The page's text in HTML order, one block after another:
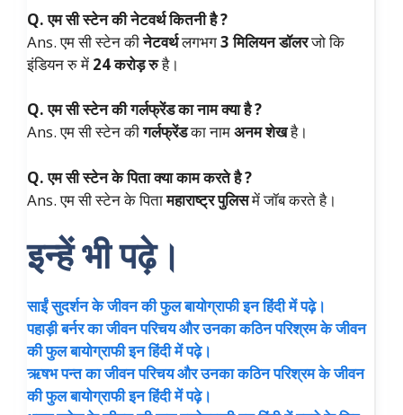
Q. एम सी स्टेन की नेटवर्थ कितनी है ?
Ans. एम सी स्टेन कीनेटवर्थलगभग3 मिलियन डॉलरजो कि
इंडियन रु में 24 करोड़ रुहै।
Q. एम सी स्टेन की गर्लफ्रेंड का नाम क्या है ?
Ans. एम सी स्टेन कीगर्लफ्रेंडका नामअनम शेखहै।
Q. एम सी स्टेन के पिता क्या काम करते है ?
Ans. एम सी स्टेन के पितामहाराष्ट्र पुलिसमें जॉब करते है।
इन्हें भी पढ़े।
साईं सुदर्शन के जीवन की फुल बायोग्राफी इन हिंदी में पढ़े।
पहाड़ी बर्नर का जीवन परिचय और उनका कठिन परिश्रम के जीवन
की फुल बायोग्राफी इन हिंदी में पढ़े।
ऋषभ पन्त का जीवन परिचय और उनका कठिन परिश्रम के जीवन
की फुल बायोग्राफी इन हिंदी में पढ़े।